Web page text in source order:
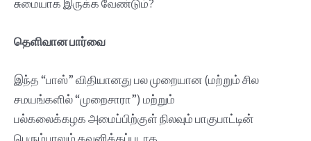
சுமையாக இருக்க வேண்டும்?
தெளிவான பார்வை
இந்த “பாஸ்” விதியானது பல முறையான (மற்றும் சில
சமயங்களில் “முறைசாரா”) மற்றும்
பல்கலைக்கழக அமைப்பிற்குள் நிலவும் பாகுபாட்டின்